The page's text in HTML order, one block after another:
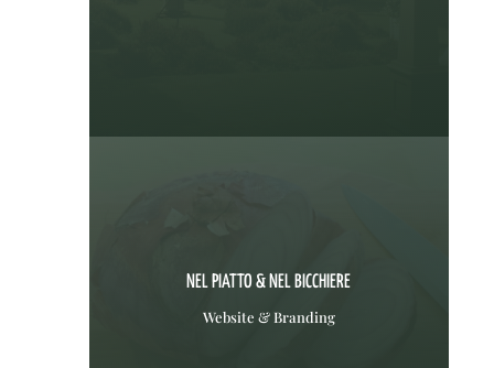
NEL PIATTO & NEL BICCHIERE
Website & Branding